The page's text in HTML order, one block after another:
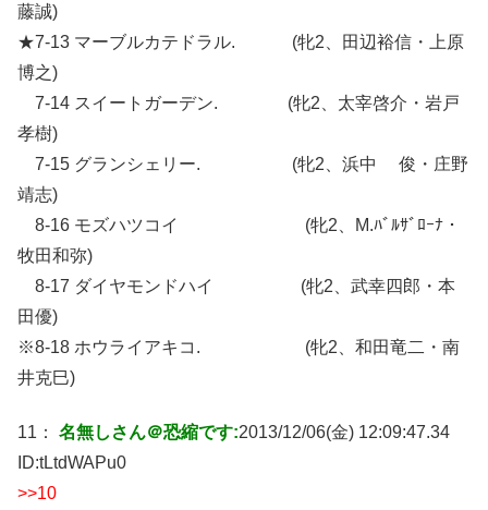
藤誠)
★7-13 マーブルカテドラル. (牝2、田辺裕信・上原
博之)
7-14 スイートガーデン. (牝2、太宰啓介・岩戸
孝樹)
7-15 グランシェリー. (牝2、浜中 俊・庄野
靖志)
8-16 モズハツコイ (牝2、M.ﾊﾞﾙｻﾞﾛｰﾅ・
牧田和弥)
8-17 ダイヤモンドハイ (牝2、武幸四郎・本
田優)
※8-18 ホウライアキコ. (牝2、和田竜二・南
井克巳)
11： 名無しさん＠恐縮です:2013/12/06(金) 12:09:47.34
ID:tLtdWAPu0
>>10